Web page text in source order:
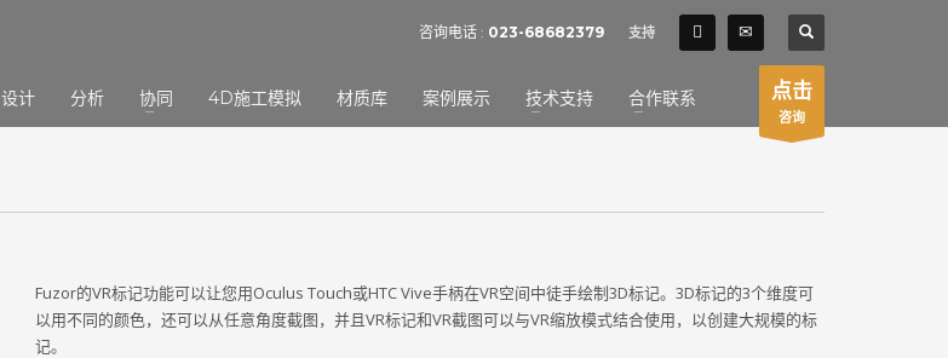
SHOWROOM HOURS
Sat - 9:00AM-5:00PM
Sundays by appointment only!
咨询电话 : 023-68682379 支持
设计 分析 协同 4D施工模拟 材质库 案例展示 技术支持 合作联系 点击
咨询
Fuzor的VR标记功能可以让您用Oculus Touch或HTC Vive手柄在VR空间中徒手绘制3D标记。3D标记的3个维度可
以用不同的颜色，还可以从任意角度截图，并且VR标记和VR截图可以与VR缩放模式结合使用，以创建大规模的标
记。